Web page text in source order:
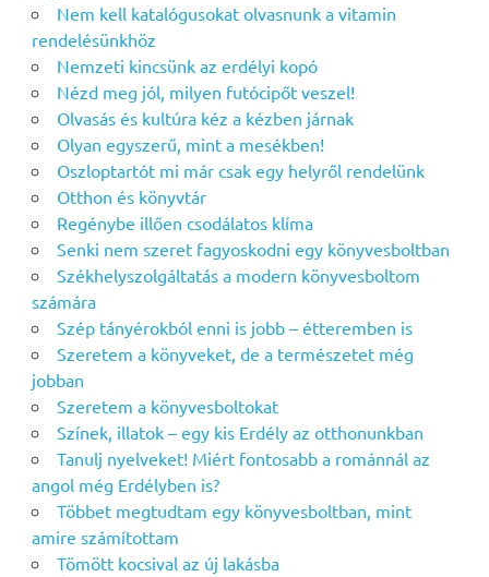
Nem kell katalógusokat olvasnunk a vitamin
rendelésünkhöz
Nemzeti kincsünk az erdélyi kopó
Nézd meg jól, milyen futócipőt veszel!
Olvasás és kultúra kéz a kézben járnak
Olyan egyszerű, mint a mesékben!
Oszloptartót mi már csak egy helyről rendelünk
Otthon és könyvtár
Regénybe illően csodálatos klíma
Senki nem szeret fagyoskodni egy könyvesboltban
Székhelyszolgáltatás a modern könyvesboltom
számára
Szép tányérokból enni is jobb – étteremben is
Szeretem a könyveket, de a természetet még
jobban
Szeretem a könyvesboltokat
Színek, illatok – egy kis Erdély az otthonunkban
Tanulj nyelveket! Miért fontosabb a románnál az
angol még Erdélyben is?
Többet megtudtam egy könyvesboltban, mint
amire számítottam
Tömött kocsival az új lakásba